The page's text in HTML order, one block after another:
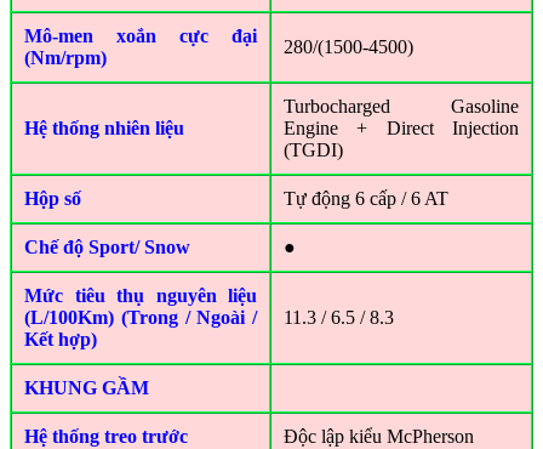
Mô-men xoắn cực đại
(Nm/rpm)
280/(1500-4500)
Hệ thống nhiên liệu
Turbocharged Gasoline
Engine + Direct Injection
(TGDI)
Hộp số Tự động 6 cấp / 6 AT
Chế độ Sport/ Snow ●
Mức tiêu thụ nguyên liệu
(L/100Km) (Trong / Ngoài /
Kết hợp)
11.3 / 6.5 / 8.3
KHUNG GẦM
Hệ thống treo trước Độc lập kiểu McPherson